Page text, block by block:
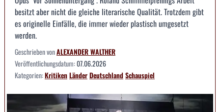
besitzt aber nicht die gleiche literarische Qualität. Trotzdem gibt
es originelle Einfälle, die immer wieder plastisch umgesetzt
werden.
Geschrieben vonALEXANDER WALTHER
Veröffentlichungsdatum:07.06.2026
Kategorien:KritikenLänderDeutschlandSchauspiel